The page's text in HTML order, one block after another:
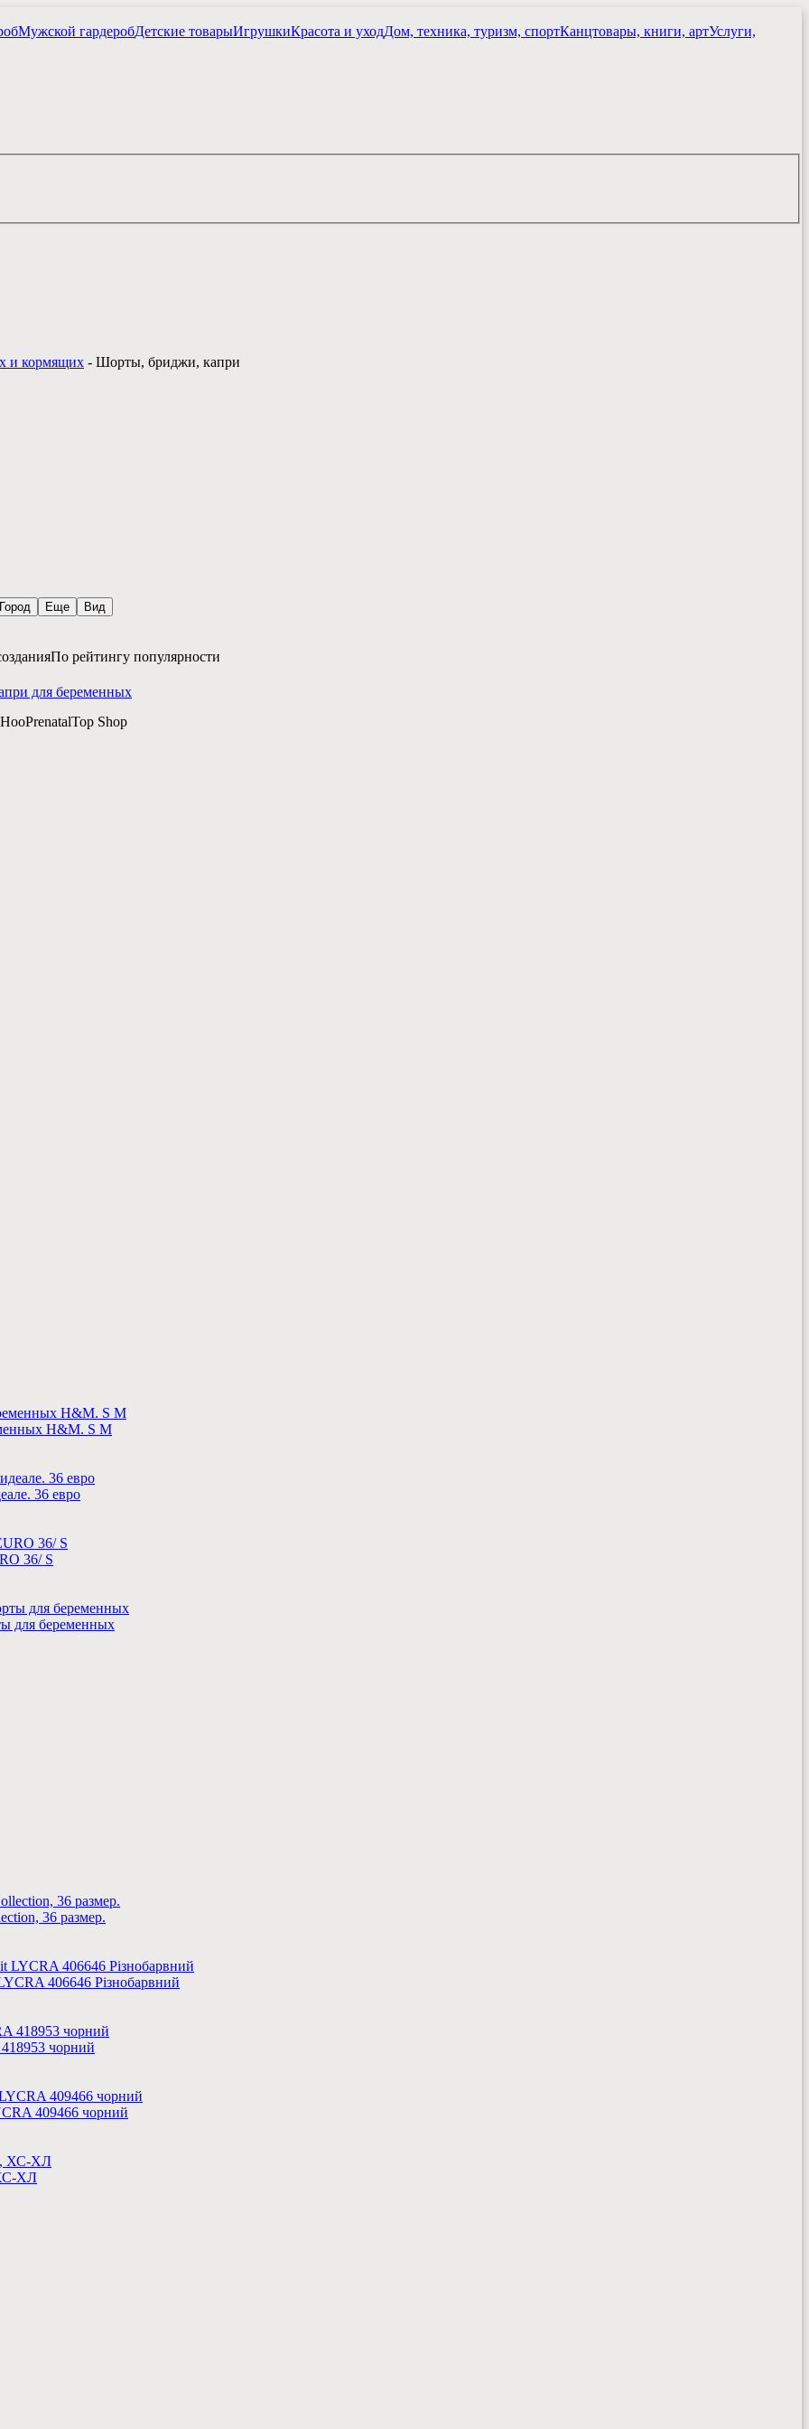
Мужской гардеробДетские товарыИгрушкиКрасота и уходДом, техника, туризм, спортКанцтовары, книги, артУслуги,
и кормящих - Шорты, бриджи, капри
Город Еще Вид
По рейтингу популярности
PrenatalTop Shop
для беременных
H&M. S М
36 евро
36/ S
для беременных
36 размер.
406646 Різнобарвний
чорний
409466 чорний
ХС-ХЛ